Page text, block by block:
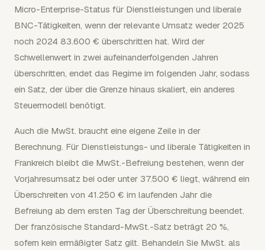
Micro-Enterprise-Status für Dienstleistungen und liberale
BNC-Tätigkeiten, wenn der relevante Umsatz weder 2025
noch 2024 83.600 € überschritten hat. Wird der
Schwellenwert in zwei aufeinanderfolgenden Jahren
überschritten, endet das Regime im folgenden Jahr, sodass
ein Satz, der über die Grenze hinaus skaliert, ein anderes
Steuermodell benötigt.
Auch die MwSt. braucht eine eigene Zeile in der
Berechnung. Für Dienstleistungs- und liberale Tätigkeiten in
Frankreich bleibt die MwSt.-Befreiung bestehen, wenn der
Vorjahresumsatz bei oder unter 37.500 € liegt, während ein
Überschreiten von 41.250 € im laufenden Jahr die
Befreiung ab dem ersten Tag der Überschreitung beendet.
Der französische Standard-MwSt.-Satz beträgt 20 %,
sofern kein ermäßigter Satz gilt. Behandeln Sie MwSt. als